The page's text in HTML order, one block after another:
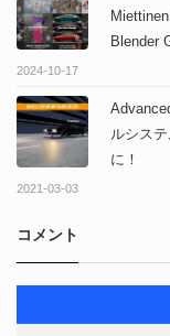
Blender
2024-10-17
ルシス
に！
2021-03-03
コメント